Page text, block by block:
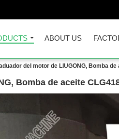
ABOUT US
del motor de LIUGONG, Bomba
Bomba de aceite